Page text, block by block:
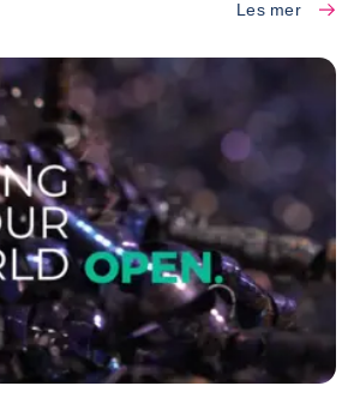
Les mer